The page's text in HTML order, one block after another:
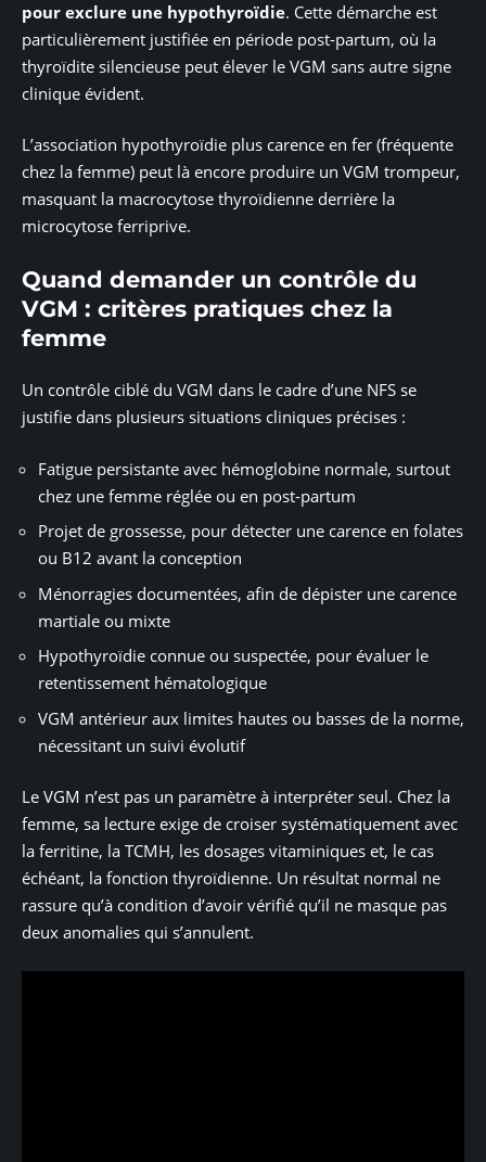
pour exclure une hypothyroïdie. Cette démarche est
particulièrement justifiée en période post-partum, où la
thyroïdite silencieuse peut élever le VGM sans autre signe
clinique évident.
L’association hypothyroïdie plus carence en fer (fréquente
chez la femme) peut là encore produire un VGM trompeur,
masquant la macrocytose thyroïdienne derrière la
microcytose ferriprive.
Quand demander un contrôle du
VGM : critères pratiques chez la
femme
Un contrôle ciblé du VGM dans le cadre d’une NFS se
justifie dans plusieurs situations cliniques précises :
Fatigue persistante avec hémoglobine normale, surtout
chez une femme réglée ou en post-partum
Projet de grossesse, pour détecter une carence en folates
ou B12 avant la conception
Ménorragies documentées, afin de dépister une carence
martiale ou mixte
Hypothyroïdie connue ou suspectée, pour évaluer le
retentissement hématologique
VGM antérieur aux limites hautes ou basses de la norme,
nécessitant un suivi évolutif
Le VGM n’est pas un paramètre à interpréter seul. Chez la
femme, sa lecture exige de croiser systématiquement avec
la ferritine, la TCMH, les dosages vitaminiques et, le cas
échéant, la fonction thyroïdienne. Un résultat normal ne
rassure qu’à condition d’avoir vérifié qu’il ne masque pas
deux anomalies qui s’annulent.